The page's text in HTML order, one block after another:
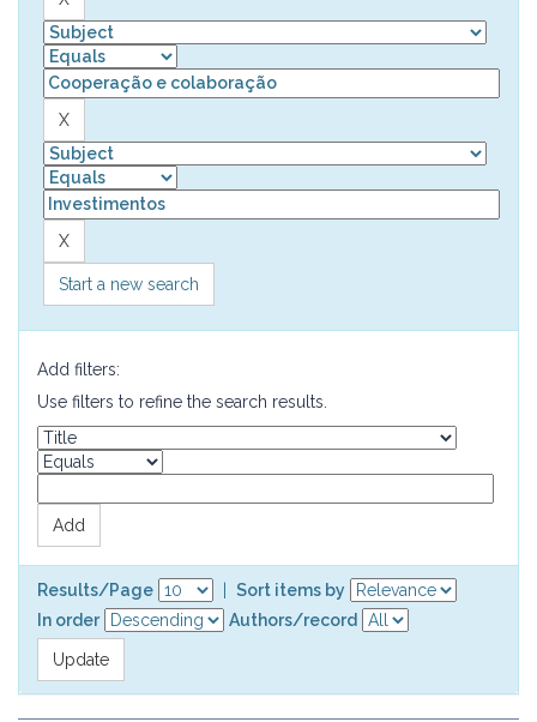
Start a new search
Add filters:
Use filters to refine the search results.
Results/Page
Sort items by
In order
Authors/record